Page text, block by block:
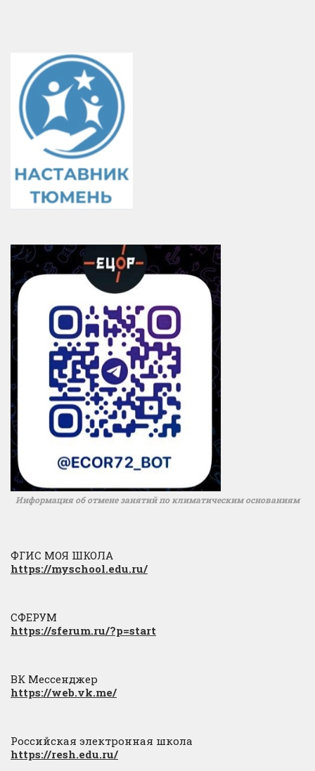
Информация об отмене занятий по климатическим основаниям
ФГИС МОЯ ШКОЛА
https://myschool.edu.ru/
СФЕРУМ
https://sferum.ru/?p=start
ВК Мессенджер
https://web.vk.me/
Российская электронная школа
https://resh.edu.ru/